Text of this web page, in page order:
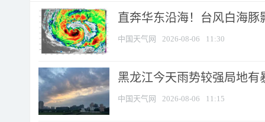
直奔华东沿海！台风白海豚
中国天气网 2026-08-06 11:30
黑龙江今天雨势较强局地有
中国天气网 2026-08-06 11:15